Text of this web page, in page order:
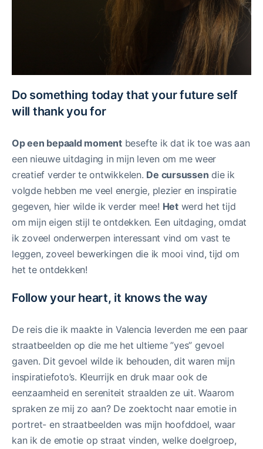
Do something today that your future self
will thank you for
Op een bepaald momentbesefte ik dat ik toe was aan
een nieuwe uitdaging in mijn leven om me weer
creatief verder te ontwikkelen. De cursussen die ik
volgde hebben me veel energie, plezier en inspiratie
gegeven, hier wilde ik verder mee! Hetwerd het tijd
om mijn eigen stijl te ontdekken. Een uitdaging, omdat
ik zoveel onderwerpen interessant vind om vast te
leggen, zoveel bewerkingen die ik mooi vind, tijd om
het te ontdekken!
Follow your heart, it knows the way
De reis die ik maakte in Valencia leverden me een paar
straatbeelden op die me het ultieme ”yes” gevoel
gaven. Dit gevoel wilde ik behouden, dit waren mijn
inspiratiefoto’s. Kleurrijk en druk maar ook de
eenzaamheid en sereniteit straalden ze uit. Waarom
spraken ze mij zo aan? De zoektocht naar emotie in
portret- en straatbeelden was mijn hoofddoel, waar
kan ik de emotie op straat vinden, welke doelgroep,